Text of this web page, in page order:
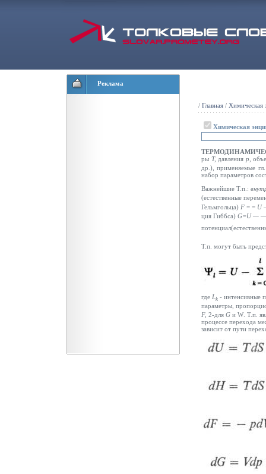
Реклама
/ Главная / Химическая
Химическая
ры Т, давления р,
др.), применяемые
набор параметров
Важнейшие Т.п.:
(естественные
Гельмгольца) F = = U
ция Гиббса) G=U —
Т.п. могут быть
где Lk - интенсивные
параметры,
F, 2-для G и W . Т.п.
процессе перехода
зависит от пути